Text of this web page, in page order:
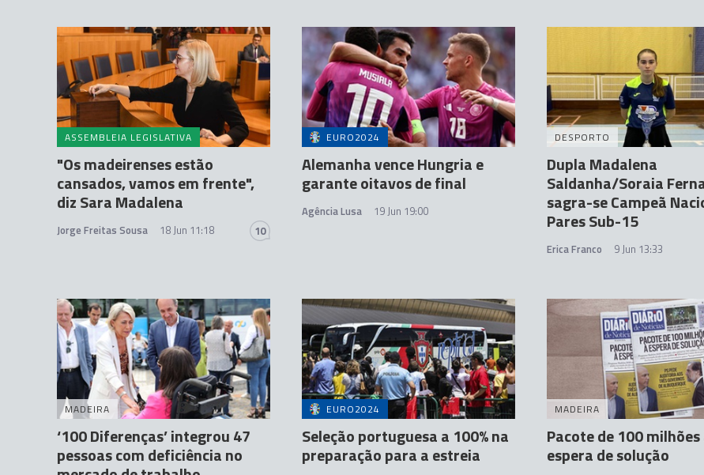
ASSEMBLEIA LEGISLATIVA
"Os madeirenses estão
cansados, vamos em frente",
diz Sara Madalena
Jorge Freitas Sousa 18 Jun 11:18 10
EURO2024
Alemanha vence Hungria e
garante oitavos de final
Agência Lusa 19 Jun 19:00
DESPORTO
Dupla Madalena
Saldanha/Soraia
sagra-se Campeã
Pares Sub-15
Erica Franco 9 Jun 13:33
MADEIRA
‘100 Diferenças’ integrou 47
pessoas com deficiência no
EURO2024
Seleção portuguesa a 100% na
preparação para a estreia
MADEIRA
Pacote de 100 milhões
espera de solução